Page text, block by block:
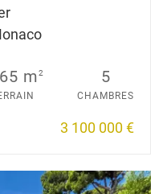
m2 5
CHAMBRES
3 100 000 €